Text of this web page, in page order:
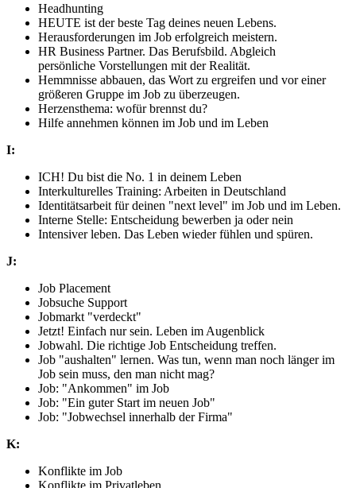
Headhunting
HEUTE ist der beste Tag deines neuen Lebens.
Herausforderungen im Job erfolgreich meistern.
HR Business Partner. Das Berufsbild. Abgleich
persönliche Vorstellungen mit der Realität.
Hemmnisse abbauen, das Wort zu ergreifen und vor einer
größeren Gruppe im Job zu überzeugen.
Herzensthema: wofür brennst du?
Hilfe annehmen können im Job und im Leben
I:
ICH! Du bist die No. 1 in deinem Leben
Interkulturelles Training: Arbeiten in Deutschland
Identitätsarbeit für deinen "next level" im Job und im Leben.
Interne Stelle: Entscheidung bewerben ja oder nein
Intensiver leben. Das Leben wieder fühlen und spüren.
J:
Job Placement
Jobsuche Support
Jobmarkt "verdeckt"
Jetzt! Einfach nur sein. Leben im Augenblick
Jobwahl. Die richtige Job Entscheidung treffen.
Job "aushalten" lernen. Was tun, wenn man noch länger im
Job sein muss, den man nicht mag?
Job: "Ankommen" im Job
Job: "Ein guter Start im neuen Job"
Job: "Jobwechsel innerhalb der Firma"
K:
Konflikte im Job
Konflikte im Privatleben